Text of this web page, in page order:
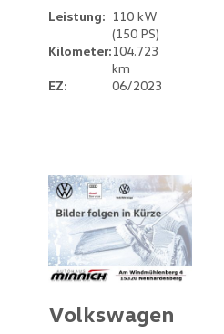
Leistung: 110 kW
(150 PS)
Kilometer:104.723
km
EZ:
06/2023
Volkswagen